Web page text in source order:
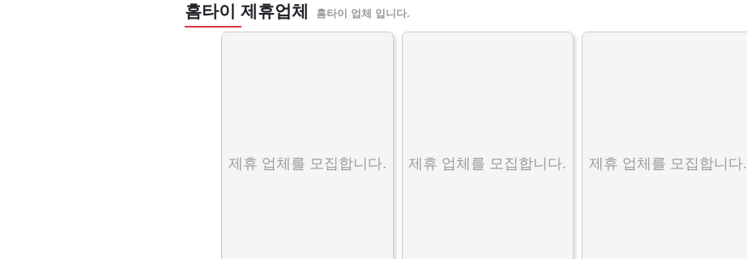
홈타이 제휴업체 홈타이 업체 입니다.
제휴 업체를 모집합니다. 제휴 업체를 모집합니다. 제휴 업체를 모집합니다.